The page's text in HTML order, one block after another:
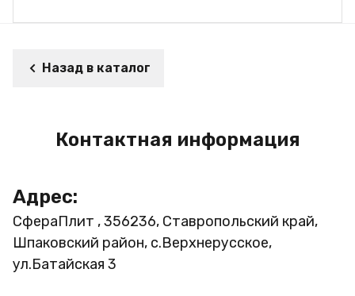
Назад в каталог
Контактная информация
Адрес:
СфераПлит , 356236, Ставропольский край,
Шпаковский район, с.Верхнерусское,
ул.Батайская 3